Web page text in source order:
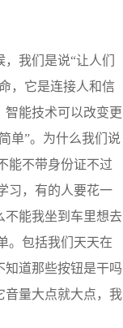
我们是说“让人们
，它是连接人和信
能技术可以改变更
单”。为什么我们说
能不带身份证不过
习，有的人要花一
不能我坐到车里想去
。包括我们天天在
知道那些按钮是干吗
音量大点就大点，我